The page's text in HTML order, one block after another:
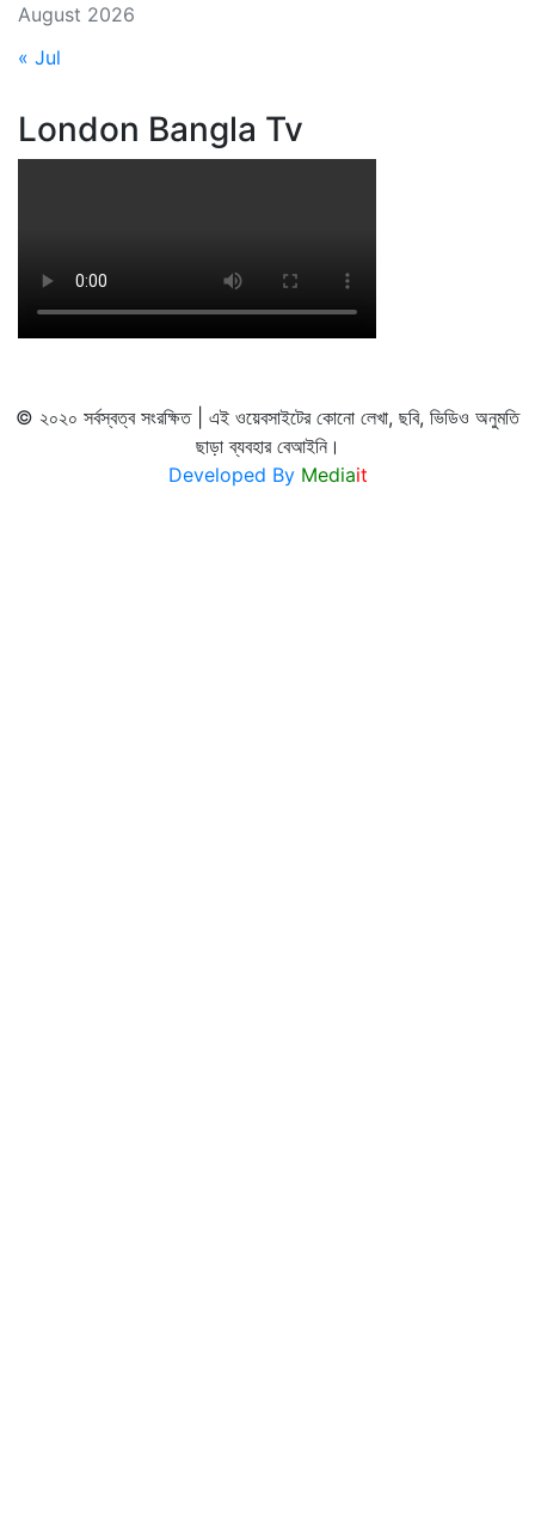
August 2026
« Jul
London Bangla Tv
© ২০২০ সর্বস্বত্ব সংরক্ষিত | এই ওয়েবসাইটের কোনো লেখা, ছবি, ভিডিও অনুমতি
ছাড়া ব্যবহার বেআইনি।
Developed By Mediait